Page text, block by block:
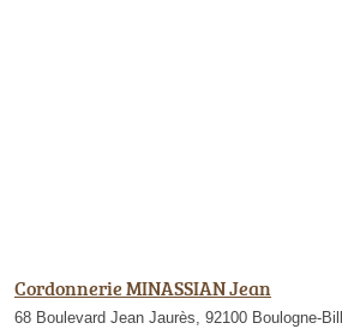
Cordonnerie MINASSIAN Jean
68 Boulevard Jean Jaurès, 92100 Boulogne-